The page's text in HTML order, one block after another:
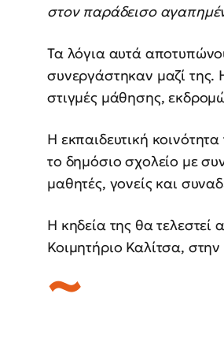
στον παράδεισο
Τα λόγια αυτά
συνεργάστηκαν μαζί της.
στιγμές μάθησης,
Η εκπαιδευτική
το δημόσιο σχολείο με
μαθητές, γονείς και
Η κηδεία της θα
Κοιμητήριο Καλίτσα,